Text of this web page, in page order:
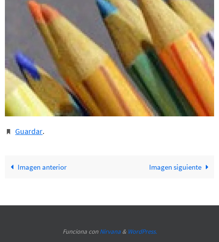
Guardar.
Imagen anterior Imagen siguiente
Funciona con Nirvana& WordPress.